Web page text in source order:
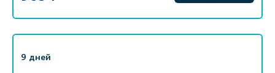
9 дней